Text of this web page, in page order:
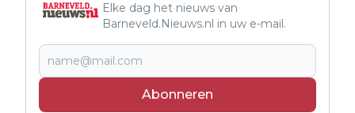
Elke dag het nieuws van
Barneveld.Nieuws.nl in uw e-mail.
Abonneren